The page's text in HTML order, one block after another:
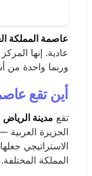
عاصمة المملكة
عادية. إنها
وربما واحدة من
أين تقع
تقع مدينة
الجزيرة
الاستراتيجي
المملكة المختلفة.